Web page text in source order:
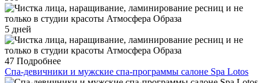
5 дней
47 Подробнее
Спа-девичники и мужские спа-программы салоне Spa Lotos